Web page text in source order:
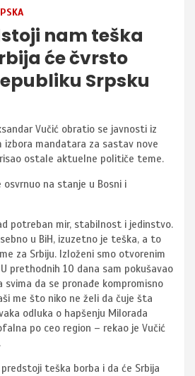
nam teška
će čvrsto
Srpsku
Vučić obratio se javnosti iz
izbora mandatara za sastav nove
ostale aktuelne političe teme.
osvrnuo na stanje u Bosni i
potreban mir, stabilnost i jedinstvo.
u BiH, izuzetno je teška, a to
za Srbiju. Izloženi smo otvorenim
prethodnih 10 dana sam pokušavao
svima da se pronađe kompromisno
me što niko ne želi da čuje šta
odluka o hapšenju Milorada
po ceo region – rekao je Vučić
teška borba i da će Srbija